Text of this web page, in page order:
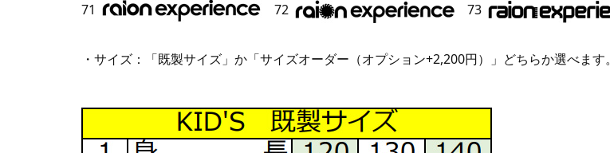
71 72 73
・サイズ：「既製サイズ」か「サイズオーダー（オプション+2,200円）」どちらか選べます。